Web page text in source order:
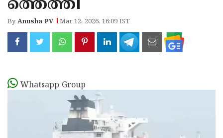
ത്തെത്തി
ByAnusha PV Mar 12, 2026, 16:09 IST
Whatsapp Group